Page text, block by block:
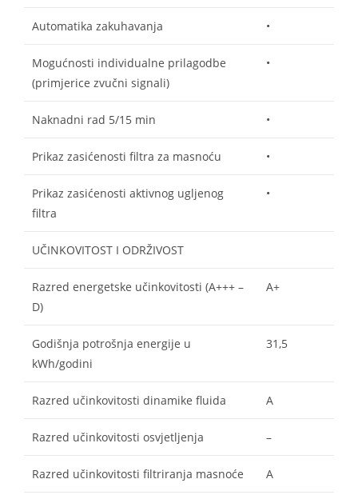
Automatika zakuhavanja •
Mogućnosti individualne prilagodbe
(primjerice zvučni signali)
•
Naknadni rad 5/15 min •
Prikaz zasićenosti filtra za masnoću •
Prikaz zasićenosti aktivnog ugljenog
filtra
•
UČINKOVITOST I ODRŽIVOST
Razred energetske učinkovitosti (A+++ –
D)
A+
Godišnja potrošnja energije u
kWh/godini
31,5
Razred učinkovitosti dinamike fluida A
Razred učinkovitosti osvjetljenja –
Razred učinkovitosti filtriranja masnoće A